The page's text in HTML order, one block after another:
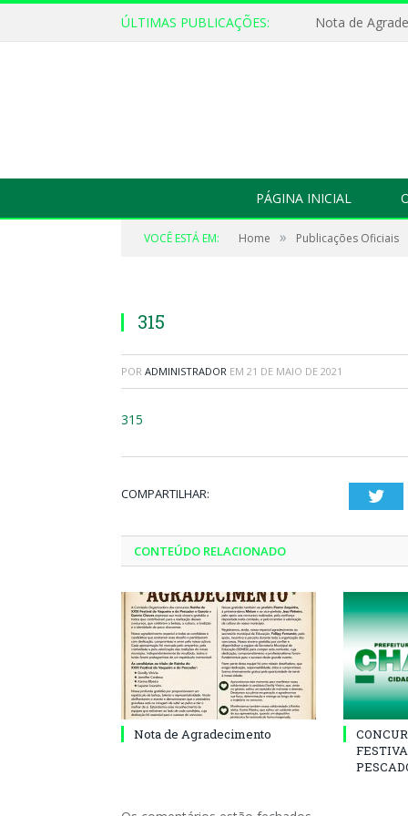
ÚLTIMAS PUBLICAÇÕES: Nota de
PÁGINA INICIAL
VOCÊ ESTÁ EM: Home » Publicações Oficiais
315
POR ADMINISTRADOR EM 21 DE MAIO DE 2021
315
COMPARTILHAR:
CONTEÚDO RELACIONADO
Nota de Agradecimento